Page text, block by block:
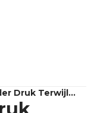
Druk Terwijl
Wacht